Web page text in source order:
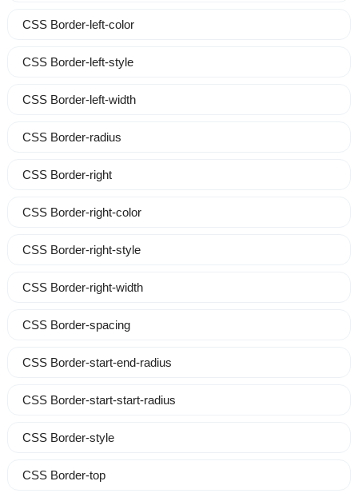
CSS Border-left-color
CSS Border-left-style
CSS Border-left-width
CSS Border-radius
CSS Border-right
CSS Border-right-color
CSS Border-right-style
CSS Border-right-width
CSS Border-spacing
CSS Border-start-end-radius
CSS Border-start-start-radius
CSS Border-style
CSS Border-top